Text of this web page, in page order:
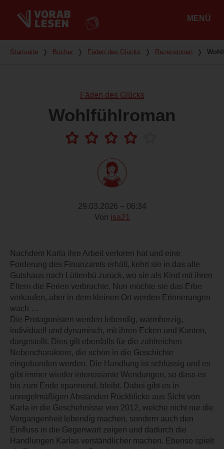
MENÜ
Du bist hier
Startseite ❭ Bücher ❭ Fäden des Glücks ❭ Rezensionen ❭
Fäden des Glücks
Wohlfühlroman
29.03.2026 – 06:34
Von isa21
Nachdem Karla ihre Arbeit verloren hat und eine
Forderung des Finanzamts erhält, kehrt sie in das alte
Gutshaus nach Lüttenbü zurück, wo sie als Kind mit ihren
Eltern die Ferien verbrachte. Nun möchte sie das Erbe
verkaufen, aber in dem kleinen Ort werden Erinnerungen
wach …
Die Protagonisten werden lebendig, warmherzig,
individuell und dynamisch, mit ihren Ecken und Kanten,
dargestellt. Dies gilt ebenfalls für die zahlreichen
Nebencharaktere, die schön in die Geschichte
eingebunden werden. Die Handlung ist schlüssig und es
gibt immer wieder interessante Wendungen, so dass es
bis zum Ende spannend, bleibt. Dabei gibt es in
unregelmäßigen Abständen Rückblicke aus Sicht von
Karla in die Geschehnisse von 2012, welche nicht nur die
Vergangenheit lebendig machen, sondern auch den
Einfluss in die Gegenwart zeigen und dadurch die
Handlungen Karlas verständlicher machen. Ebenso spielt